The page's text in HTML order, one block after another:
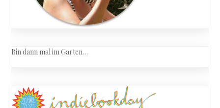
Bin dann mal im Garten…